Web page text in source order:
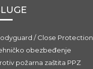
/ Close Protection
obezbeđenje
požarna zaštita PPZ